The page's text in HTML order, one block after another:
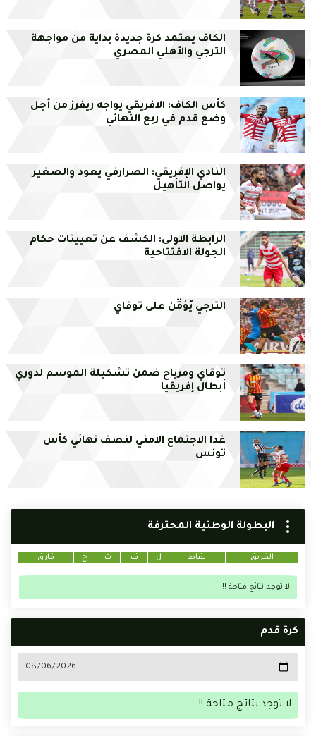
الكاف يعتمد كرة جديدة بداية من مواجهة
الترجي والأهلي المصري
كأس الكاف: الافريقي يواجه ريفرز من أجل
وضع قدم في ربع النهائي
النادي الإفريقي: الصرارفي يعود والصغير
يواصل التأهيل
الرابطة الاولى: الكشف عن تعيينات حكام
الجولة الافتتاحية
الترجي يُؤمِّن على توقاي
توقاي ومرياح ضمن تشكيلة الموسم لدوري
أبطال إفريقيا
غدا الاجتماع الامني لنصف نهائي كأس
تونس
البطولة الوطنية المحترفة
الفريق نقاط ل ف ت خ فارق
لا توجد نتائج متاحة !!
كرة قدم
لا توجد نتائج متاحة !!